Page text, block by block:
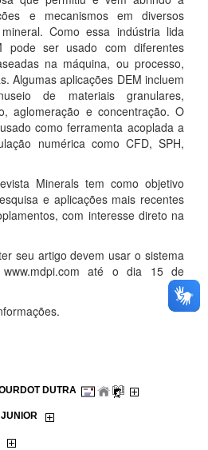
e mecanismos em diversos
Como essa indústria lida
pode ser usado com diferentes
na máquina, ou processo,
Algumas aplicações DEM incluem
de materiais granulares,
aglomeração e concentração. O
como ferramenta acoplada a
numérica como CFD, SPH,
Minerals tem como objetivo
e aplicações mais recentes
com interesse direto na
seu artigo devem usar o sistema
até o dia 15 de